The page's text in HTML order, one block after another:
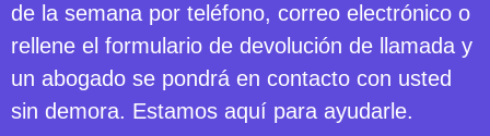
de la semana por teléfono, correo electrónico o
rellene el formulario de devolución de llamada y
un abogado se pondrá en contacto con usted
sin demora. Estamos aquí para ayudarle.